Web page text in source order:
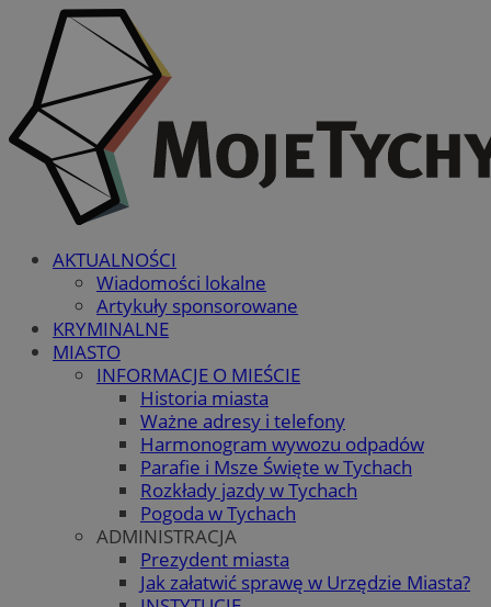
AKTUALNOŚCI
Wiadomości lokalne
Artykuły sponsorowane
KRYMINALNE
MIASTO
INFORMACJE O MIEŚCIE
Historia miasta
Ważne adresy i telefony
Harmonogram wywozu odpadów
Parafie i Msze Święte w Tychach
Rozkłady jazdy w Tychach
Pogoda w Tychach
ADMINISTRACJA
Prezydent miasta
Jak załatwić sprawę w Urzędzie Miasta?